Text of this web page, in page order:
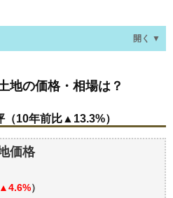
開く ▼
円／坪（10年前比▲13.3%）
う
の過去の売買事例
想から検討しよう
地の価格・相場は？
（10年前比▲13.3%）
価格
▲4.6%）